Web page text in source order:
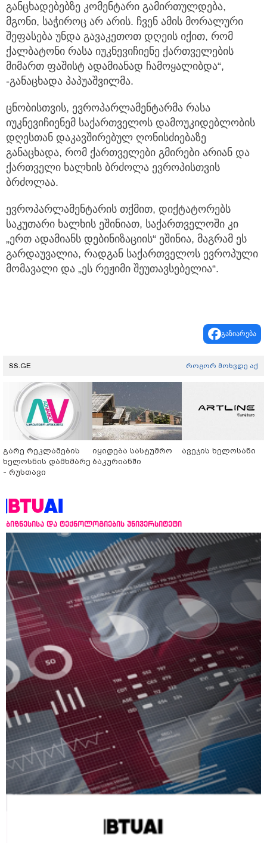
განცხადებებზე კომენტარი გამირთულდება,
მგონი, საჭიროც არ არის. ჩვენ ამის მორალური
შეფასება უნდა გავაკეთოთ დღეის იქით, რომ
ქალბატონი რასა იუკნევიჩიენე ქართველების
მიმართ ფაშისტ ადამიანად ჩამოყალიბდა“,
-განაცხადა პაპუაშვილმა.
ცნობისთვის, ევროპარლამენტარმა რასა
იუკნევიჩიენემ საქართველოს დამოუკიდებლობის
დღესთან დაკავშირებულ ღონისძიებაზე
განაცხადა, რომ ქართველები გმირები არიან და
ქართველი ხალხის ბრძოლა ევროპისთვის
ბრძოლაა.
ევროპარლამენტარის თქმით, დიქტატორებს
საკუთარი ხალხის ეშინიათ, საქართველოში კი
„ერთ ადამიანს დებინიზაციის“ ეშინია, მაგრამ ეს
გარდაუვალია, რადგან საქართველოს ევროპული
მომავალი და „ეს რეჟიმი შეუთავსებელია“.
გაზიარება
SS.GE როგორ მოხვდე აქ
გარე რეკლამების
ხელოსნის დამხმარე
- რუსთავი
იყიდება სასტუმრო
ბაკურიანში
ავეჯის ხელოსანი
ბიზნესისა და ტექნოლოგიების უნივერსიტეტი